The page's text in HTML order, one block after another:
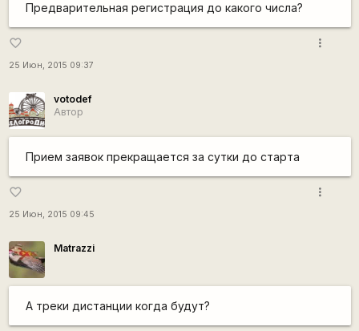
Предварительная регистрация до какого числа?
favorite_border
25 Июн, 2015 09:37
more_vert
votodef
Автор
Прием заявок прекращается за сутки до старта
favorite_border
25 Июн, 2015 09:45
more_vert
Matrazzi
А треки дистанции когда будут?